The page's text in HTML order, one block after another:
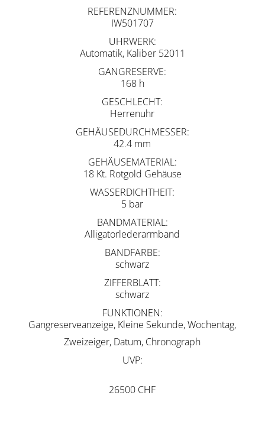
REFERENZNUMMER
IW501707
UHRWERK
Automatik, Kaliber 52011
GANGRESERVE
168 h
GESCHLECHT
Herrenuhr
GEHÄUSEDURCHMESSER
42.4 mm
GEHÄUSEMATERIAL
18 Kt. Rotgold Gehäuse
WASSERDICHTHEIT
5 bar
BANDMATERIAL
Alligatorlederarmband
BANDFARBE
schwarz
ZIFFERBLATT
schwarz
FUNKTIONEN
Gangreserveanzeige, Kleine Sekunde, Wochentag,
Zweizeiger, Datum, Chronograph
UVP
26500 CHF